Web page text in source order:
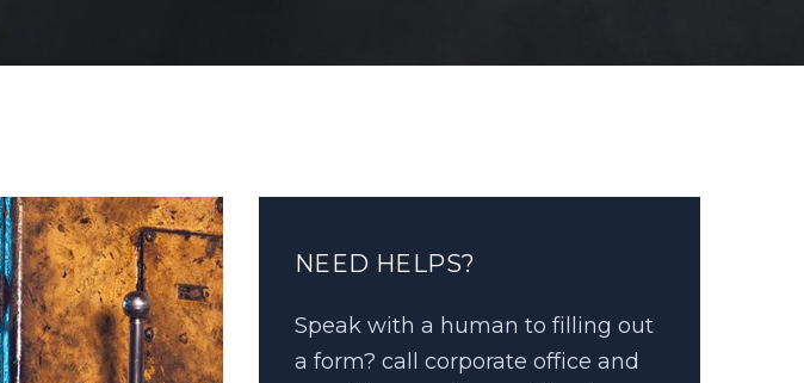
NEED HELPS?
Speak with a human to filling out
a form? call corporate office and